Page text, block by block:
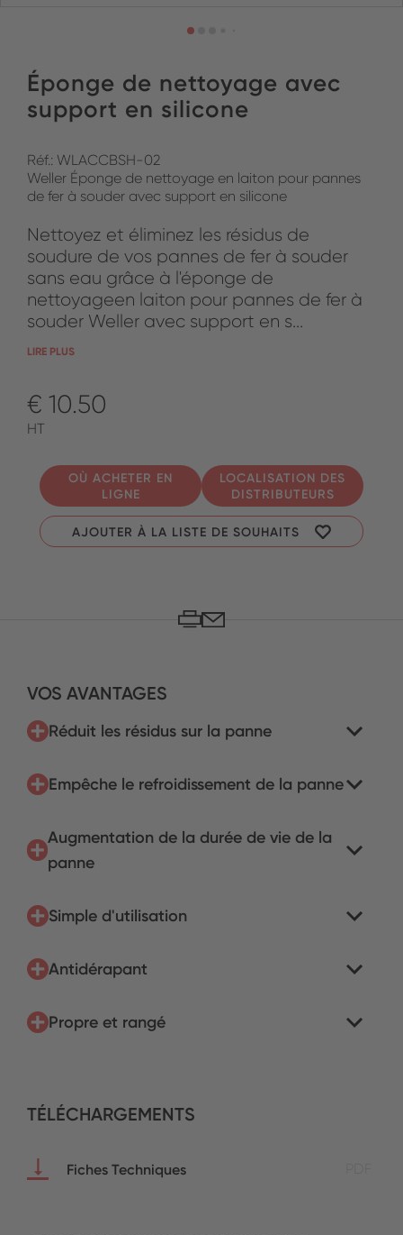
Éponge de nettoyage avec
support en silicone
Réf.: WLACCBSH-02
Weller Éponge de nettoyage en laiton pour pannes
de fer à souder avec support en silicone
Nettoyez et éliminez les résidus de
soudure de vos pannes de fer à souder
sans eau grâce à l'éponge de
nettoyageen laiton pour pannes de fer à
souder Weller avec support en s...
LIRE PLUS
€ 10.50
HT
OÙ ACHETER EN
LIGNE
LOCALISATION DES
DISTRIBUTEURS
AJOUTER À LA LISTE DE SOUHAITS
VOS AVANTAGES
Réduit les résidus sur la panne
Empêche le refroidissement de la panne
Augmentation de la durée de vie de la
panne
Simple d'utilisation
Antidérapant
Propre et rangé
TÉLÉCHARGEMENTS
Fiches Techniques